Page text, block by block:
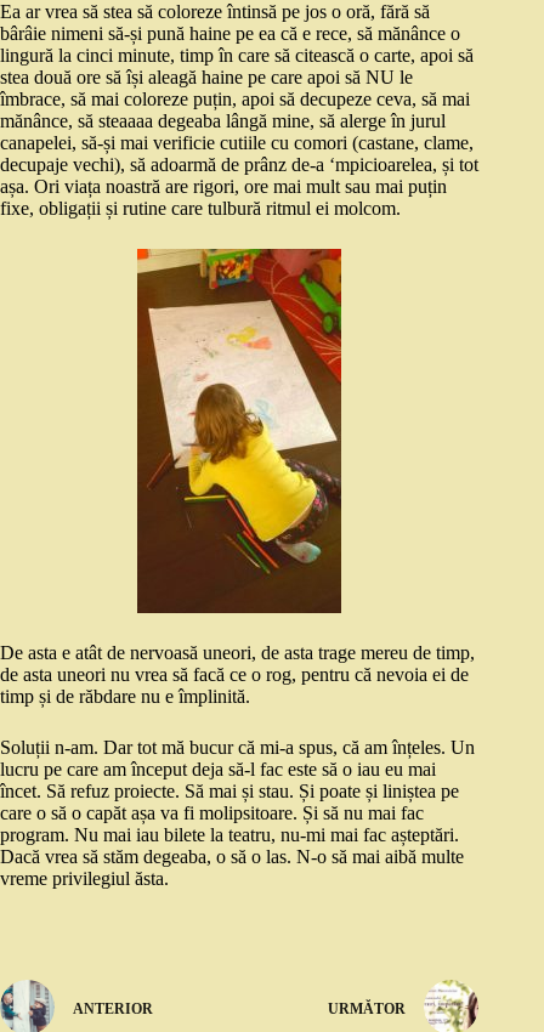
Ea ar vrea să stea să coloreze întinsă pe jos o oră, fără să
bârâie nimeni să-și pună haine pe ea că e rece, să mănânce o
lingură la cinci minute, timp în care să citească o carte, apoi să
stea două ore să își aleagă haine pe care apoi să NU le
îmbrace, să mai coloreze puțin, apoi să decupeze ceva, să mai
mănânce, să steaaaa degeaba lângă mine, să alerge în jurul
canapelei, să-și mai verificie cutiile cu comori (castane, clame,
decupaje vechi), să adoarmă de prânz de-a ‘mpicioarelea, și tot
așa. Ori viața noastră are rigori, ore mai mult sau mai puțin
fixe, obligații și rutine care tulbură ritmul ei molcom.
De asta e atât de nervoasă uneori, de asta trage mereu de timp,
de asta uneori nu vrea să facă ce o rog, pentru că nevoia ei de
timp și de răbdare nu e împlinită.
Soluții n-am. Dar tot mă bucur că mi-a spus, că am înțeles. Un
lucru pe care am început deja să-l fac este să o iau eu mai
încet. Să refuz proiecte. Să mai și stau. Și poate și liniștea pe
care o să o capăt așa va fi molipsitoare. Și să nu mai fac
program. Nu mai iau bilete la teatru, nu-mi mai fac așteptări.
Dacă vrea să stăm degeaba, o să o las. N-o să mai aibă multe
vreme privilegiul ăsta.
ANTERIOR URMĂTOR